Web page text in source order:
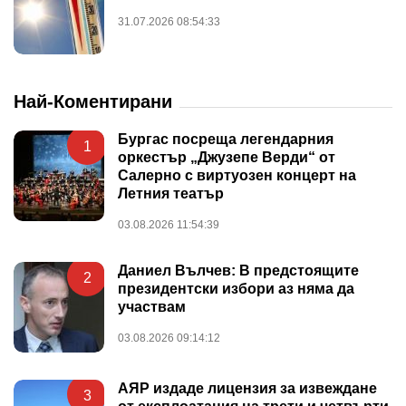
31.07.2026 08:54:33
Най-Коментирани
1
Бургас посреща легендарния
оркестър „Джузепе Верди“ от
Салерно с виртуозен концерт на
Летния театър
03.08.2026 11:54:39
2
Даниел Вълчев: В предстоящите
президентски избори аз няма да
участвам
03.08.2026 09:14:12
3
АЯР издаде лицензия за извеждане